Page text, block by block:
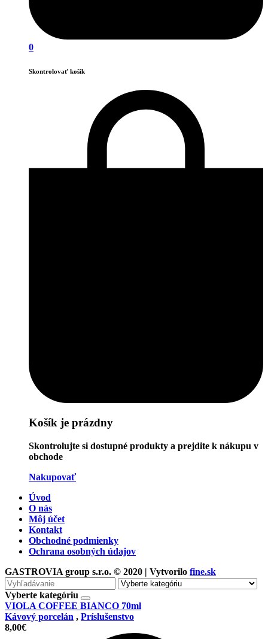
0
Skontrolovať košík
Košík je prázdny
Skontrolujte si dostupné produkty a prejdite k nákupu v
obchode
Nakupovať
Úvod
O nás
Môj účet
Kontakt
Obchodné podmienky
Ochrana osobných údajov
GASTROVIA group s.r.o. © 2020 | Vytvorilo fine.sk
Vyhľadávanie
pre
Vyberte kategóriu
VIOLA COFFEE BIANCO 70ml
Kávový porcelán , Príslušenstvo
8,00€